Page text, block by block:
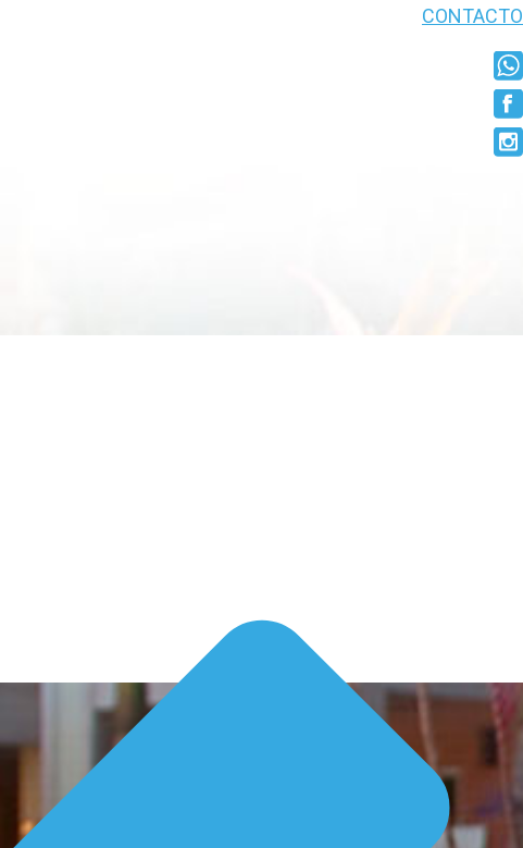
CONTACTO